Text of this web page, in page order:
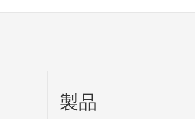
製品